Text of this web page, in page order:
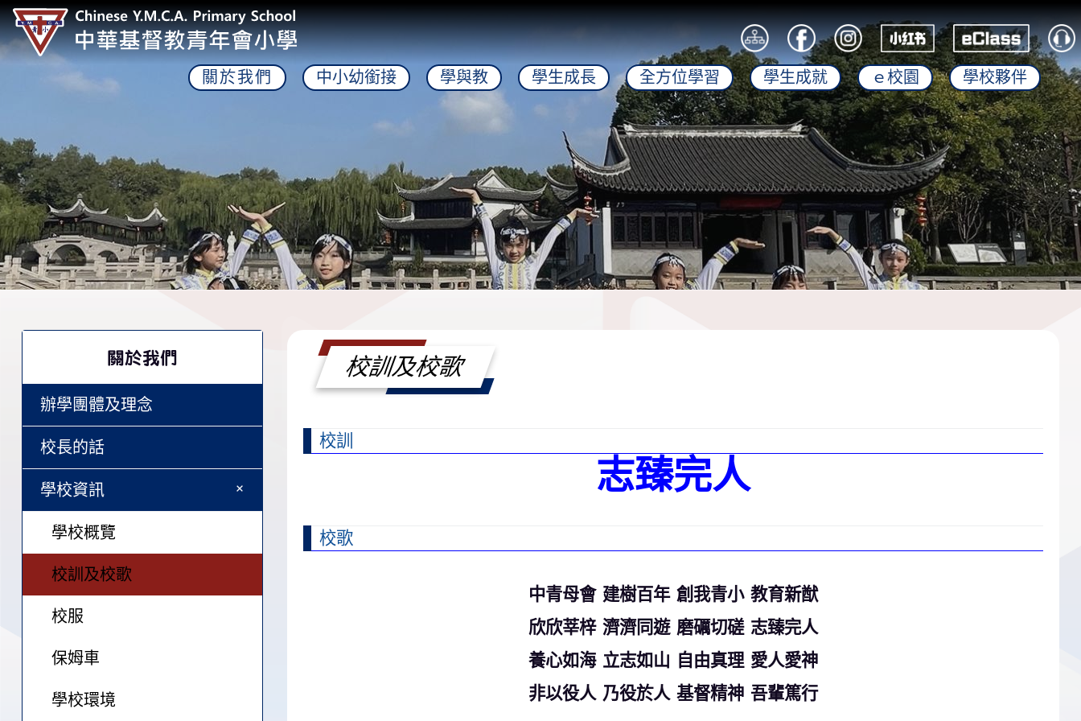
關於我們 中小幼銜接 學與教 學生成長 全方位學習 學生成就 ｅ校園 學校夥伴
關於我們
辦學團體及理念
校長的話
學校資訊
+
學校概覽
校訓及校歌
校服
保姆車
學校環境
校訓及校歌
校訓
志臻完人
校歌
中青母會 建樹百年 創我青小 教育新猷
欣欣莘梓 濟濟同遊 磨礪切磋 志臻完人
養心如海 立志如山 自由真理 愛人愛神
非以役人 乃役於人 基督精神 吾輩篤行